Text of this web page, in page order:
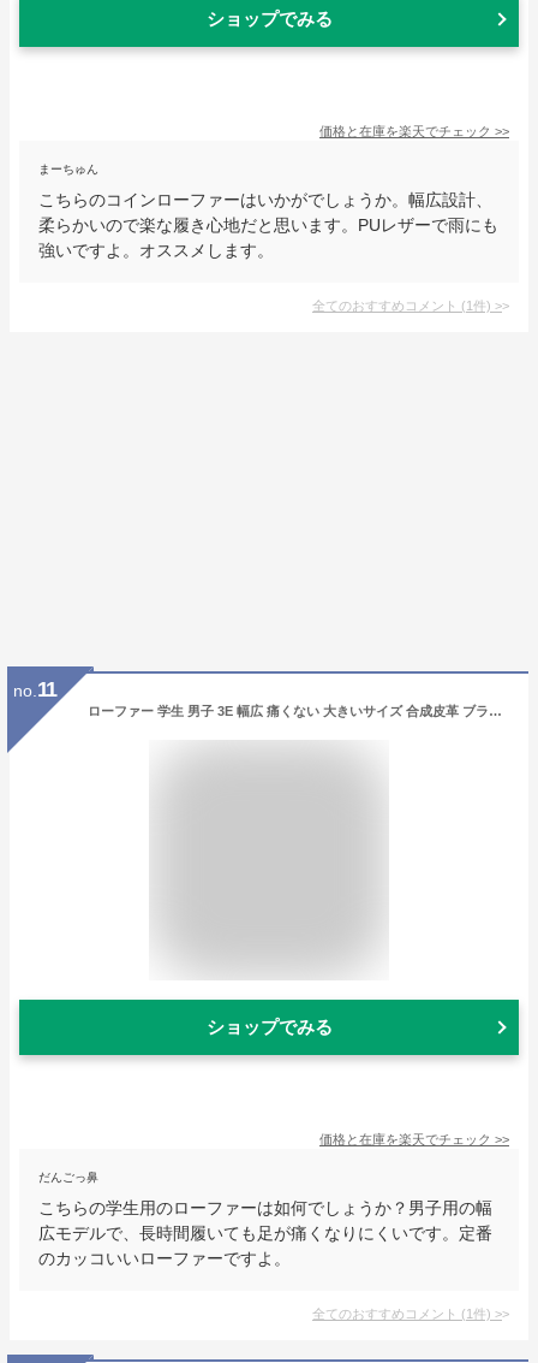
ショップでみる
価格と在庫を楽天でチェック >>
まーちゅん
こちらのコインローファーはいかがでしょうか。幅広設計、
柔らかいので楽な履き心地だと思います。PUレザーで雨にも
強いですよ。オススメします。
全てのおすすめコメント (1件) >
no. 11
ローファー 学生 男子 3E 幅広 痛くない 大きいサイズ 合成皮革 ブラック 黒 茶色 通学 中学 高校 定番 靴 メンズ 歩きやすい No.2661 AAA+ サンエープラス 24.5-30cm 27.5cm 28cm 28.5cm キングサイズ 小さいサイズ
ショップでみる
価格と在庫を楽天でチェック >>
だんごっ鼻
こちらの学生用のローファーは如何でしょうか？男子用の幅
広モデルで、長時間履いても足が痛くなりにくいです。定番
のカッコいいローファーですよ。
全てのおすすめコメント (1件) >